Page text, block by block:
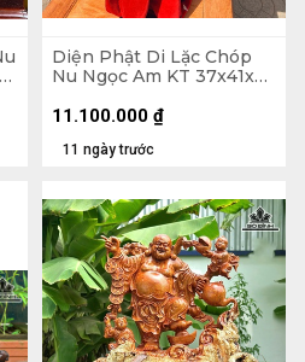
Diện Phật Di Lặc Chóp
Nu Ngọc Am KT 37x41x7
11 ngày trước
11.100.000 ₫